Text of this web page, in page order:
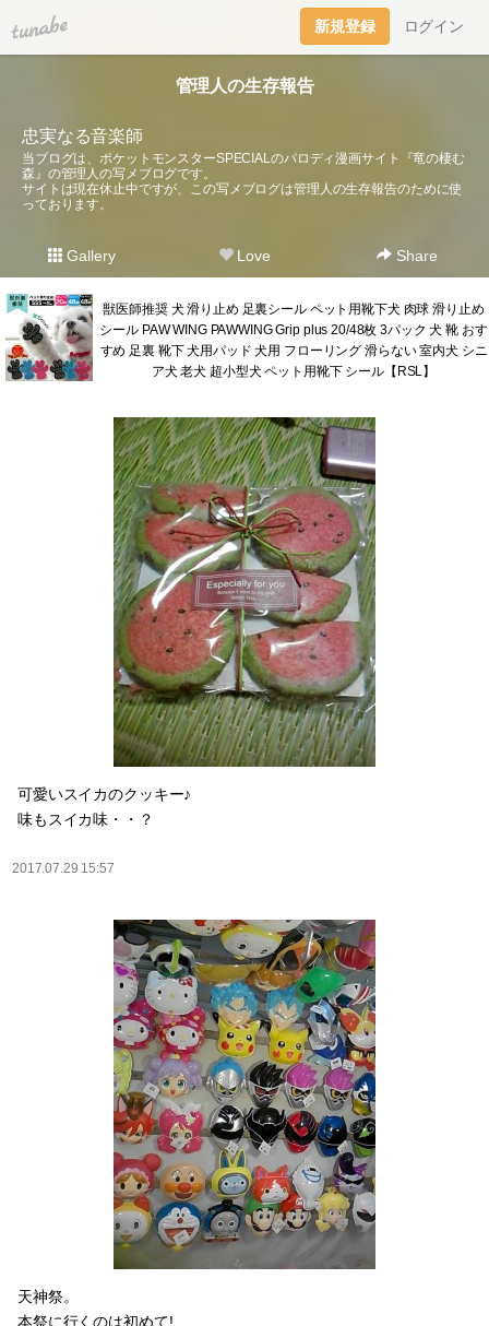
tuna.be 新規登録 ログイン
管理人の生存報告
忠実なる音楽師
当ブログは、ポケットモンスターSPECIALのパロディ漫画サイト『竜の棲む
森』の管理人の写メブログです。
サイトは現在休止中ですが、この写メブログは管理人の生存報告のために使
っております。
Gallery Love Share
獣医師推奨 犬 滑り止め 足裏シール ペット用靴下犬 肉球 滑り止め
シール PAW WING PAWWING Grip plus 20/48枚 3パック 犬 靴 おす
すめ 足裏 靴下 犬用パッド 犬用 フローリング 滑らない 室内犬 シニ
ア犬 老犬 超小型犬 ペット用靴下 シール【RSL】
可愛いスイカのクッキー♪
味もスイカ味・・？
2017.07.29 15:57
天神祭。
本祭に行くのは初めて!